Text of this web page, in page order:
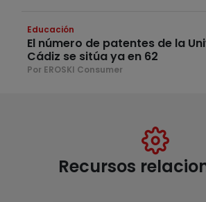
Educación
El número de patentes de la
Cádiz se sitúa ya en 62
Por EROSKI Consumer
Recursos